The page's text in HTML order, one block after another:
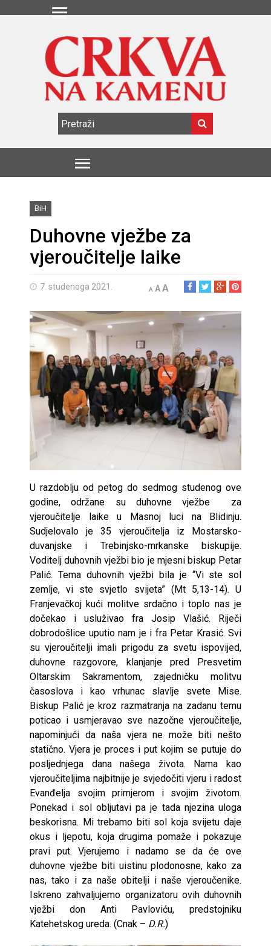
BiH
Duhovne vježbe za
vjeroučitelje laike
7. studenoga 2021. A AA
U razdoblju od petog do sedmog studenog ove
godine, održane su duhovne vježbe za
vjeroučitelje laike u Masnoj luci na Blidinju.
Sudjelovalo je 35 vjeroučitelja iz Mostarsko-
duvanjske i Trebinjsko-mrkanske biskupije.
Voditelj duhovnih vježbi bio je mjesni biskup Petar
Palić. Tema duhovnih vježbi bila je “Vi ste sol
zemlje, vi ste svjetlo svijeta” (Mt 5,13-14). U
Franjevačkoj kući molitve srdačno i toplo nas je
dočekao i usluživao fra Josip Vlašić. Riječi
dobrodošlice uputio nam je i fra Petar Krasić. Svi
su vjeroučitelji imali prigodu za svetu ispovijed,
duhovne razgovore, klanjanje pred Presvetim
Oltarskim Sakramentom, zajedničku molitvu
časoslova i kao vrhunac slavlje svete Mise.
Biskup Palić je kroz razmatranja na zadanu temu
poticao i usmjeravao sve nazočne vjeroučitelje,
napominjući da naša vjera ne može biti nešto
statično. Vjera je proces i put kojim se putuje do
posljednjega dana našega života. Nama kao
vjeroučiteljima najbitnije je svjedočiti vjeru i radost
Evanđelja svojim primjerom i svojim životom.
Ponekad i sol obljutavi pa je tada njezina uloga
beskorisna. Mi trebamo biti sol koja svijetu daje
okus i ljepotu, koja drugima pomaže i pokazuje
pravi put. Vjerujemo i nadamo se da će ove
duhovne vježbe biti uistinu plodonosne, kako za
nas, tako i za naše obitelji i naše vjeroučenike.
Iskreno zahvaljujemo organizatoru ovih duhovnih
vježbi don Anti Pavloviću, predstojniku
Katehetskog ureda. (Cnak – D.R.)